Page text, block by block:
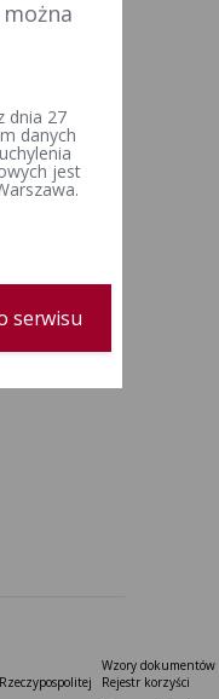
Wzory dokumentów
Rejestr korzyści
dnia 27
danych
jest
serwisu